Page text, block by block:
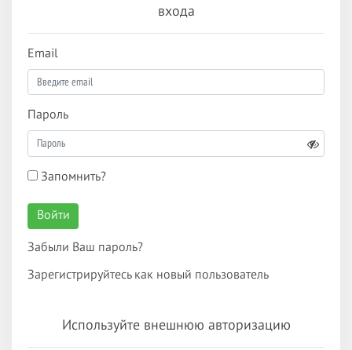
входа
Email
Пароль
Запомнить?
Войти
Забыли Ваш пароль?
Зарегистрируйтесь как новый пользователь
Используйте внешнюю авторизацию